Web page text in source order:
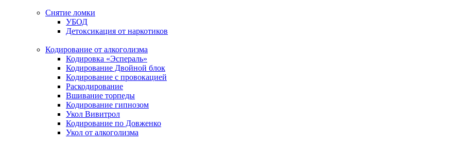
Снятие ломки
УБОД
Детоксикация от наркотиков
Кодирование от алкоголизма
Кодировка «Эспераль»
Кодирование Двойной блок
Кодирование с провокацией
Раскодирование
Вшивание торпеды
Кодирование гипнозом
Укол Вивитрол
Кодирование по Довженко
Укол от алкоголизма